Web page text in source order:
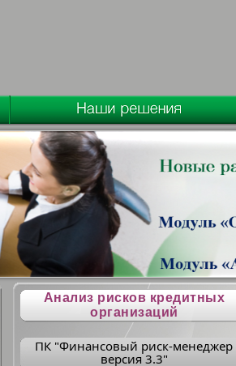
Анализ рисков кредитных
организаций
ПК "Финансовый риск-менеджер
версия 3.3"